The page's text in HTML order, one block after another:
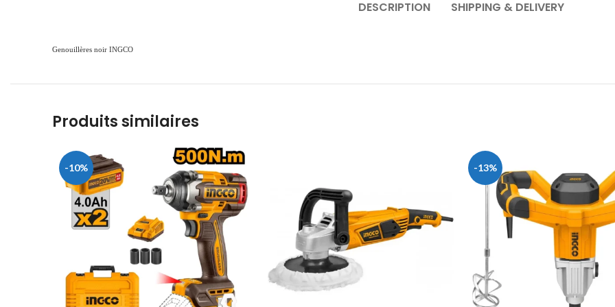
DESCRIPTION SHIPPING & DELIVERY
Genouillères noir INGCO
Produits similaires
-10% -13%